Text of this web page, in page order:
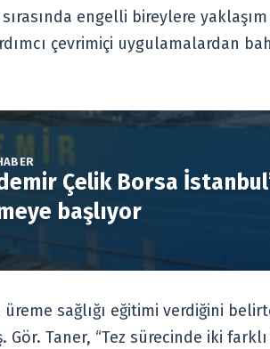
engelli bireylere
çevrimiçi uygulamalardan
Çelik Borsa
başlıyor
sağlığı eğitimi verdiğini
Gör. Taner, “Tez sürecinde iki